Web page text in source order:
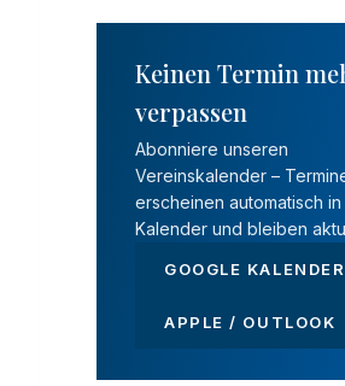
Keinen Termin
verpassen
Abonniere unseren
Vereinskalender –
erscheinen automatisch
Kalender und bleiben
GOOGLE KALENDER
APPLE / OUTLOOK